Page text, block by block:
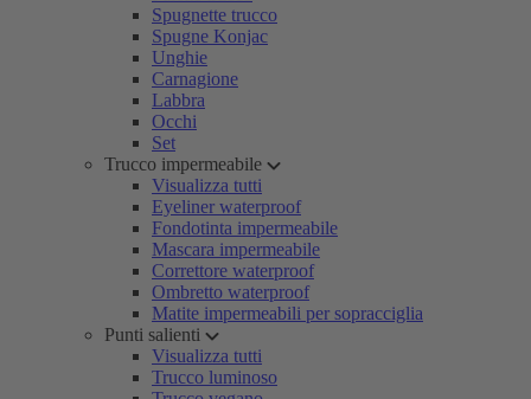
Spugnette trucco
Spugne Konjac
Unghie
Carnagione
Labbra
Occhi
Set
Trucco impermeabile
Visualizza tutti
Eyeliner waterproof
Fondotinta impermeabile
Mascara impermeabile
Correttore waterproof
Ombretto waterproof
Matite impermeabili per sopracciglia
Punti salienti
Visualizza tutti
Trucco luminoso